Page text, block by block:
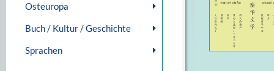
Osteuropa
Buch / Kultur / Geschichte
Sprachen